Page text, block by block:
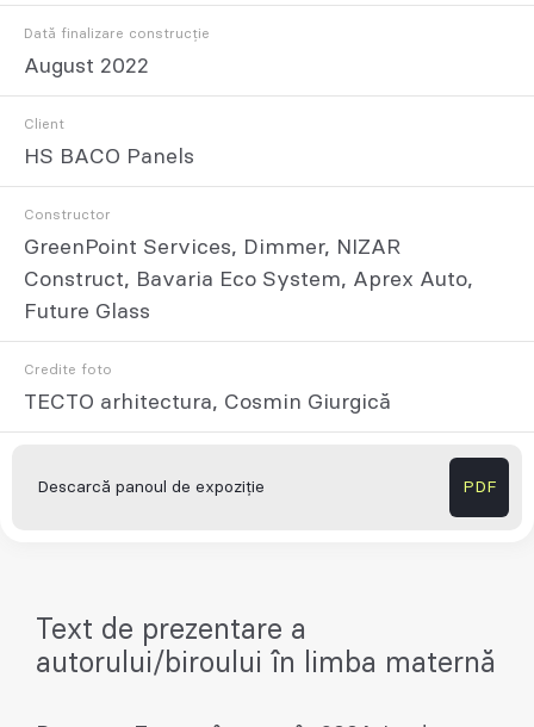
Dată finalizare construcție
August 2022
Client
HS BACO Panels
Constructor
GreenPoint Services, Dimmer, NIZAR
Construct, Bavaria Eco System, Aprex Auto,
Future Glass
Credite foto
TECTO arhitectura, Cosmin Giurgică
Descarcă panoul de expoziție PDF
Text de prezentare a
autorului/biroului în limba maternă